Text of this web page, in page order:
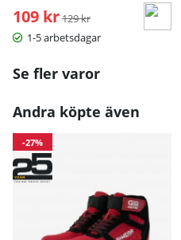
109 kr Ordinarie pris:
129 kr
1-5 arbetsdagar
Se fler varor
Andra köpte även
-27%